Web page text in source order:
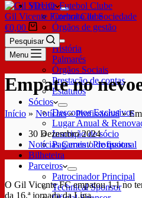
SDUQ
Contrato de Sociedade
Órgãos de gestão
Clube
História
Palmarés
Órgãos Sociais
Prestação de contas
Estatutos
Sócios
Descontos Exclusivos
Lugar Anual &
Inscrição de sócio
Pagamento de quotas
Bilheteira
Parceiros
Patrocinador Principal
Technical Sponsor
Gil Vicente Futebol Clube
€0,00
Pesquisar
Menu
Empate no
Início » Notícias»Profissional»
30 Dezembro 2024
Notícias Gerais/Profissional
O Gil Vicente FC empatou 1-1 no
da 16.ª jornada da Liga.